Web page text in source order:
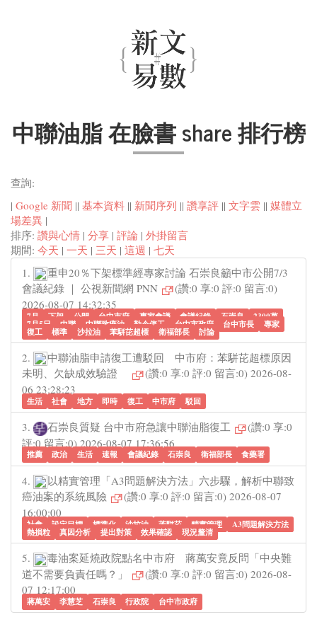
中聯油脂 在臉書 share 排行榜
查詢:
| Google 新聞 || 基本資料 || 新聞序列 || 讚享評 || 文字雲 || 媒體立
場差異 |
排序: 讚與心情 | 分享 | 評論 | 外掛留言
期間: 今天 | 一天 | 三天 | 這週 | 七天
1.
重申20％下架標準經專家討論 石崇良籲中市公開7/3
會議紀錄 ｜ 公視新聞網 PNN
(讚:0 享:0 評:0 留言:0)
2026-08-07 14:32:35
7月 下架 公開 台中市府 專家會議 會議紀錄 石崇良 2300萬
7月5日 中聯 中聯致癌油 勒令停工 台中市政府 台中市長 專家
復工 標準 沙拉油 苯駢芘超標 衛福部長 討論
2.
中聯油脂申請復工遭駁回 中市府：苯駢芘超標原因
未明、欠缺成效驗證
(讚:0 享:0 評:0 留言:0) 2026-08-
06 23:28:23
生活 社會 地方 即時 復工 中市府 駁回
3. 石崇良質疑 台中市府急讓中聯油脂復工
(讚:0 享:0
評:0 留言:0) 2026-08-07 17:36:56
推薦 政治 生活 速報 會議紀錄 石崇良 衛福部長 食藥署
4.
以精實管理「A3問題解決方法」六步驟，解析中聯致
癌油案的系統風險
(讚:0 享:0 評:0 留言:0) 2026-08-07
16:00:00
社會 設定目標 標準化 沙拉油 苯駢芘 精實管理 A3問題解決方法
熱損粒 真因分析 提出對策 效果確認 現況釐清
5.
毒油案延燒政院點名中市府 蔣萬安竟反問「中央難
道不需要負責任嗎？」
(讚:0 享:0 評:0 留言:0) 2026-08-
07 12:17:00
蔣萬安 李慧芝 石崇良 行政院 台中市政府